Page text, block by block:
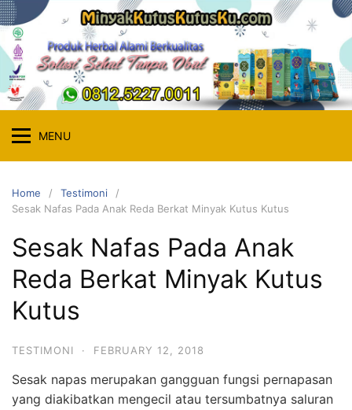
Skip
to
content
MENU
Home
Testimoni
Sesak Nafas Pada Anak Reda Berkat Minyak Kutus Kutus
Sesak Nafas Pada Anak
Reda Berkat Minyak Kutus
Kutus
TESTIMONI · FEBRUARY 12, 2018
Sesak napas merupakan gangguan fungsi pernapasan
yang diakibatkan mengecil atau tersumbatnya saluran